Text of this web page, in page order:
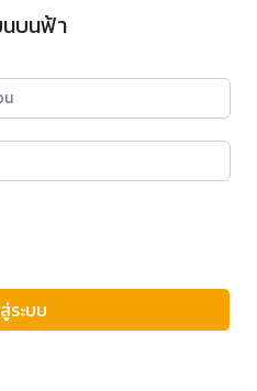
นบนฟ้า
ระบบ